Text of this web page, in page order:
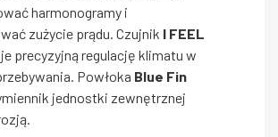
harmonogramy i
zużycie prądu. Czujnik I FEEL
precyzyjną regulację klimatu w
Powłoka Blue Fin
jednostki zewnętrznej